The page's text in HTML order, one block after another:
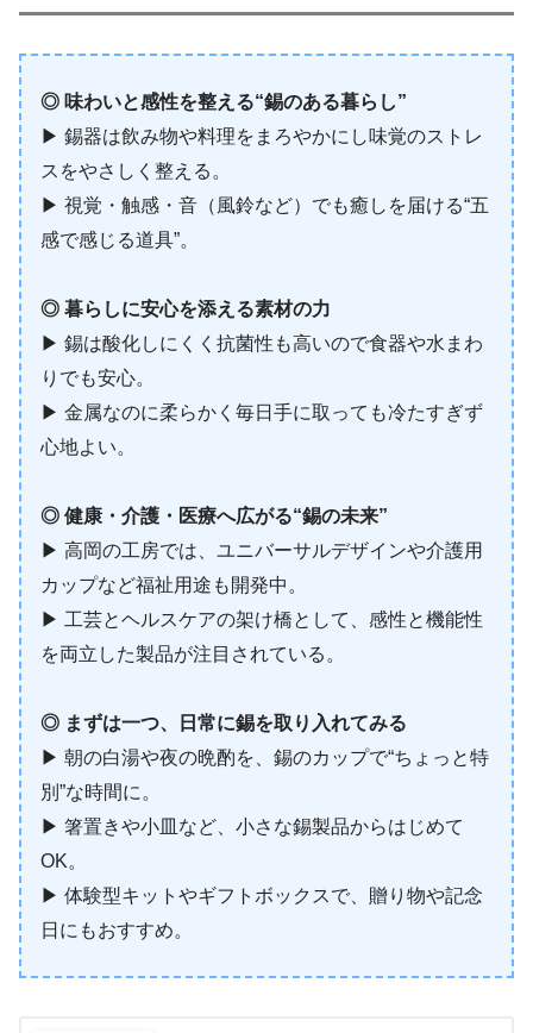
◎ 味わいと感性を整える“錫のある暮らし”
▶︎ 錫器は飲み物や料理をまろやかにし味覚のストレ
スをやさしく整える。
▶︎ 視覚・触感・音（風鈴など）でも癒しを届ける“五
感で感じる道具”。
◎ 暮らしに安心を添える素材の力
▶︎ 錫は酸化しにくく抗菌性も高いので食器や水まわ
りでも安心。
▶︎ 金属なのに柔らかく毎日手に取っても冷たすぎず
心地よい。
◎ 健康・介護・医療へ広がる“錫の未来”
▶︎ 高岡の工房では、ユニバーサルデザインや介護用
カップなど福祉用途も開発中。
▶︎ 工芸とヘルスケアの架け橋として、感性と機能性
を両立した製品が注目されている。
◎ まずは一つ、日常に錫を取り入れてみる
▶︎ 朝の白湯や夜の晩酌を、錫のカップで“ちょっと特
別”な時間に。
▶︎ 箸置きや小皿など、小さな錫製品からはじめて
OK。
▶︎ 体験型キットやギフトボックスで、贈り物や記念
日にもおすすめ。